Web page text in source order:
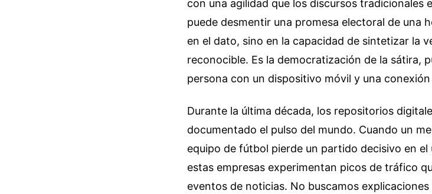
con una agilidad que los discursos tradicionales
puede desmentir una promesa electoral de una
en el dato, sino en la capacidad de sintetizar la
reconocible. Es la democratización de la sátira,
persona con un dispositivo móvil y una
Durante la última década, los repositorios
documentado el pulso del mundo. Cuando un
equipo de fútbol pierde un partido decisivo en
estas empresas experimentan picos de tráfico
eventos de noticias. No buscamos